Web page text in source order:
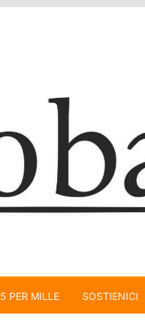
5 PER MILLE SOSTIENICI